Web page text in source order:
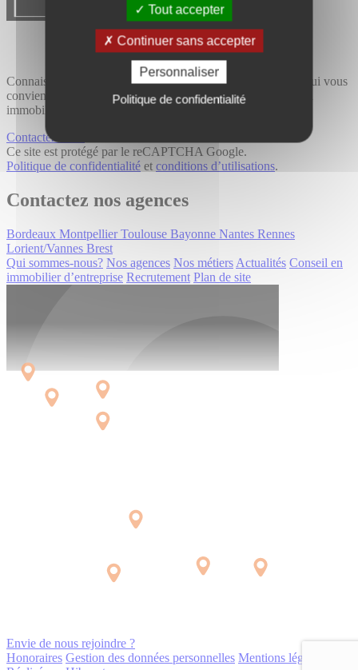
Tout accepter
Continuer sans accepter
Personnaliser
Politique de confidentialité
Connaissance du terrain et expertise métier, trouvez le bien qui vous
convient avec Tourny Meyer, cabinet de conseil spécialisé en
immobilier professionnel.
Contactez-nous
Ce site est protégé par le reCAPTCHA Google.
Politique de confidentialité et conditions d’utilisations.
Contactez nos agences
Bordeaux Montpellier Toulouse Bayonne Nantes Rennes
Lorient/Vannes Brest
Qui sommes-nous? Nos agences Nos métiers Actualités Conseil en
immobilier d’entreprise Recrutement Plan de site
Envie de nous rejoindre ?
Honoraires Gestion des données personnelles Mentions légales